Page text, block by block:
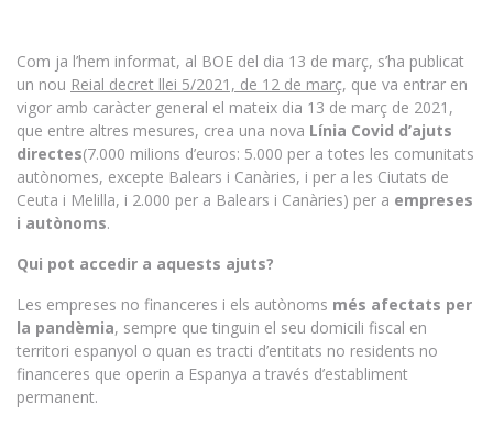
Com ja l’hem informat, al BOE del dia 13 de març, s’ha publicat
un nou Reial decret llei 5/2021, de 12 de març, que va entrar en
vigor amb caràcter general el mateix dia 13 de març de 2021,
que entre altres mesures, crea una nova Línia Covid d’ajuts
directes(7.000 milions d’euros: 5.000 per a totes les comunitats
autònomes, excepte Balears i Canàries, i per a les Ciutats de
Ceuta i Melilla, i 2.000 per a Balears i Canàries) per a empreses
i autònoms.
Qui pot accedir a aquests ajuts?
Les empreses no financeres i els autònoms més afectats per
la pandèmia, sempre que tinguin el seu domicili fiscal en
territori espanyol o quan es tracti d’entitats no residents no
financeres que operin a Espanya a través d’establiment
permanent.